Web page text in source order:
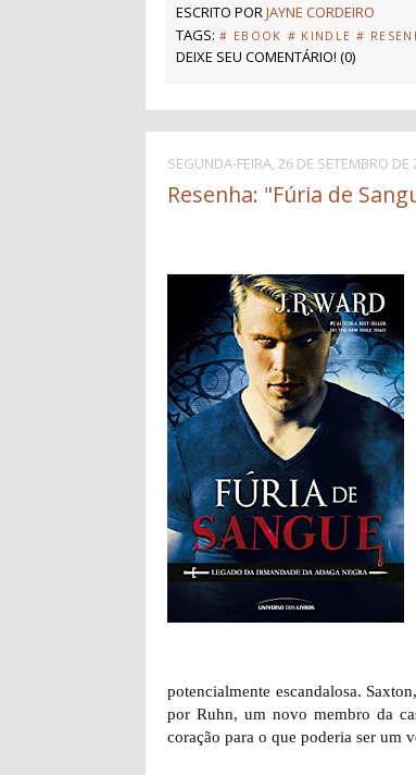
ESCRITO PORJAYNE CORDEIRO
TAGS: # EBOOK # KINDLE #
DEIXE SEU COMENTÁRIO!(0)
SEGUNDA-FEIRA, 26 DE SETEMBRO DE
Resenha: "Fúria de
potencialmente escandalosa.
por Ruhn, um novo membro da
coração para o que poderia ser um